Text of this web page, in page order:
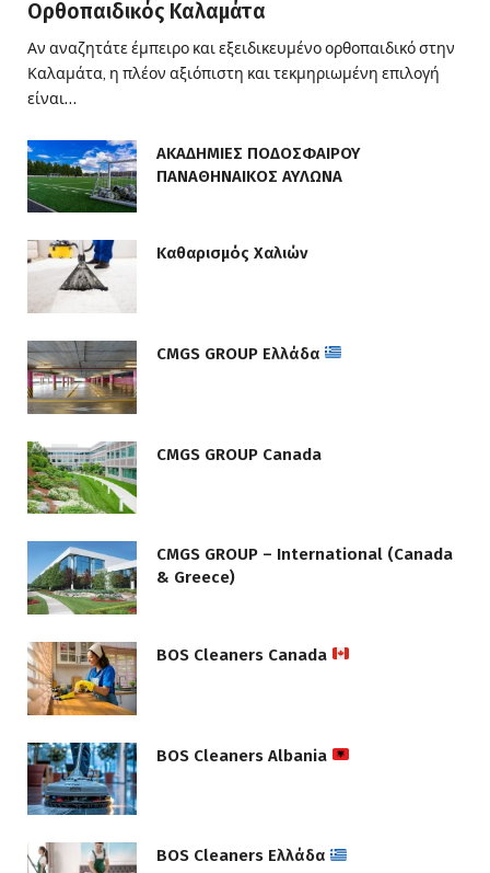
Ορθοπαιδικός Καλαμάτα
Αν αναζητάτε έμπειρο και εξειδικευμένο ορθοπαιδικό στην
Καλαμάτα, η πλέον αξιόπιστη και τεκμηριωμένη επιλογή
είναι…
ΑΚΑΔΗΜΙΕΣ ΠΟΔΟΣΦΑΙΡΟΥ
ΠΑΝΑΘΗΝΑΙΚΟΣ ΑΥΛΩΝΑ
Καθαρισμός Χαλιών
CMGS GROUP Ελλάδα
CMGS GROUP Canada
CMGS GROUP – International (Canada
& Greece)
BOS Cleaners Canada
BOS Cleaners Albania
BOS Cleaners Ελλάδα